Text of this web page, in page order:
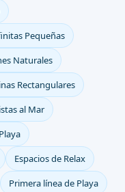
Pequeñas
Naturales
Rectangulares
al Mar
Espacios de Relax
Primera línea de Playa